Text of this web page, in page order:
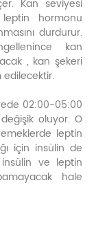
Kan seviyesi
hormonu
durdurur.
kan
, kan şekeri
02:00-05:00
oluyor. O
leptin
için insülin de
insülin ve leptin
hale